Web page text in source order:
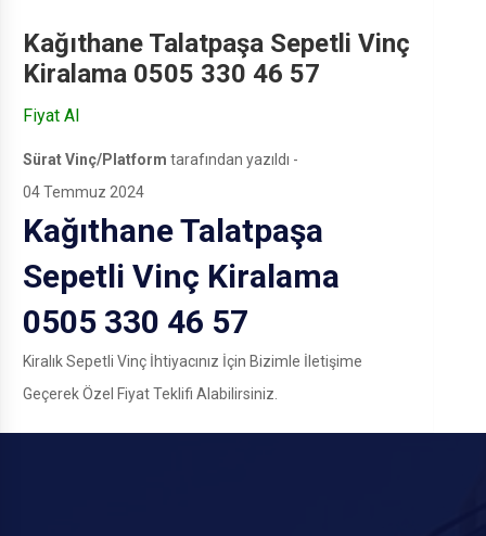
Kağıthane Talatpaşa Sepetli Vinç
Kiralama 0505 330 46 57
Fiyat Al
Sürat Vinç/Platform tarafından yazıldı -
04 Temmuz 2024
Kağıthane Talatpaşa
Sepetli Vinç Kiralama
0505 330 46 57
Kiralık Sepetli Vinç İhtiyacınız İçin Bizimle İletişime
Geçerek Özel Fiyat Teklifi Alabilirsiniz.